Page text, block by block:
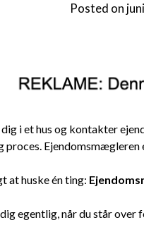
Posted on
i et hus og kontakter
proces.
at huske én ting:
egentlig, når du står